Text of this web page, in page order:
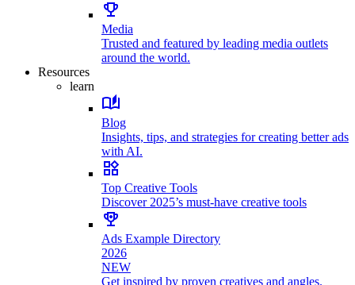
Media
Trusted and featured by leading media outlets
around the world.
Resources
learn
Blog
Insights, tips, and strategies for creating better ads
with AI.
Top Creative Tools
Discover 2025’s must-have creative tools
Ads Example Directory
2026
NEW
Get inspired by proven creatives and angles.